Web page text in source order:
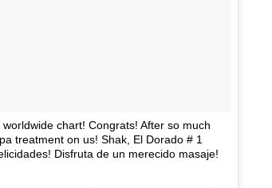
chart! Congrats! After so much
treatment on us! Shak, El Dorado # 1
Disfruta de un merecido masaje!